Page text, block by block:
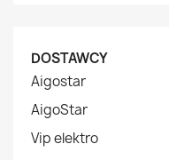
DOSTAWCY
Aigostar
AigoStar
Vip elektro